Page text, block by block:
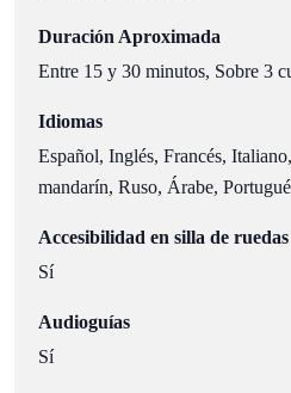
Duración Aproximada
Entre 15 y 30 minutos, Sobre 3
Idiomas
Español, Inglés, Francés,
mandarín, Ruso, Árabe,
Accesibilidad en silla de ruedas
Sí
Audioguías
Sí